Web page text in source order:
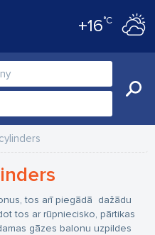
+16°C
tos arī piegādā dažādu
tos ar rūpniecisko, pārtikas
gāzes balonu uzpildes